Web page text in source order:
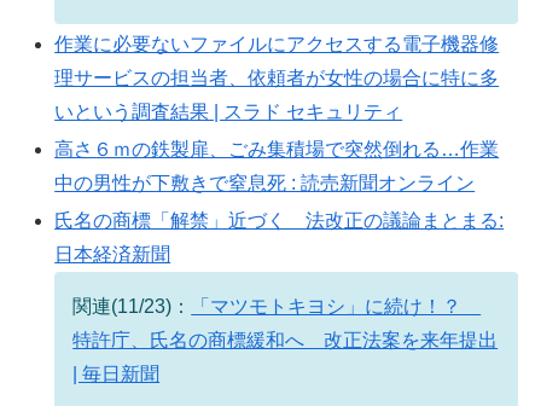
作業に必要ないファイルにアクセスする電子機器修
理サービスの担当者、依頼者が女性の場合に特に多
いという調査結果 | スラド セキュリティ
高さ６ｍの鉄製扉、ごみ集積場で突然倒れる…作業
中の男性が下敷きで窒息死 : 読売新聞オンライン
氏名の商標「解禁」近づく 法改正の議論まとまる:
日本経済新聞
関連(11/23)：
「マツモトキヨシ」に続け！？
特許庁、氏名の商標緩和へ 改正法案を来年提出
| 毎日新聞